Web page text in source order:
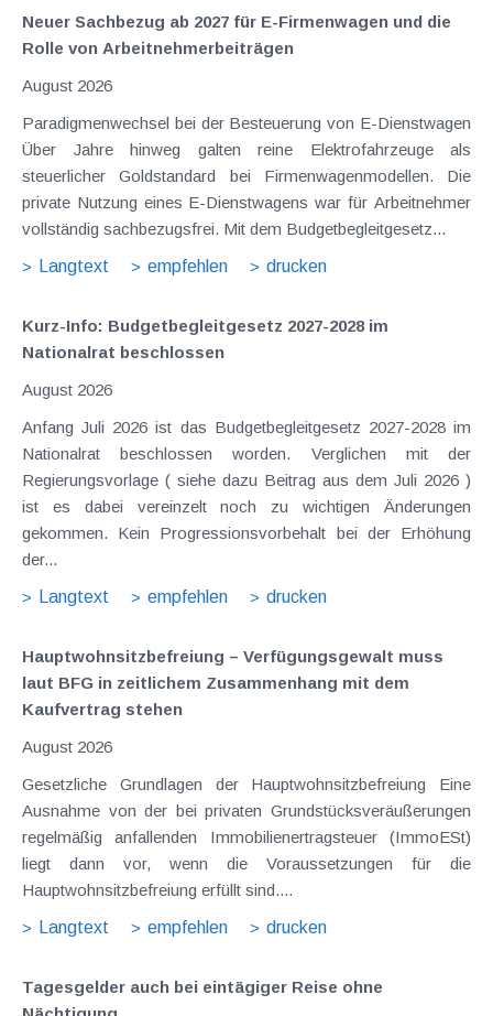
Neuer Sachbezug ab 2027 für E-Firmenwagen und die
Rolle von Arbeitnehmer​­beiträgen
August 2026
Paradigmenwechsel bei der Besteuerung von E-Dienstwagen
Über Jahre hinweg galten reine Elektrofahrzeuge als
steuerlicher Goldstandard bei Firmenwagenmodellen. Die
private Nutzung eines E-Dienstwagens war für Arbeitnehmer
vollständig sachbezugsfrei. Mit dem Budgetbegleitgesetz...
Langtext
empfehlen drucken
Kurz-Info: Budgetbegleitgesetz 2027-2028 im
Nationalrat beschlossen
August 2026
Anfang Juli 2026 ist das Budgetbegleitgesetz 2027-2028 im
Nationalrat beschlossen worden. Verglichen mit der
Regierungsvorlage ( siehe dazu Beitrag aus dem Juli 2026 )
ist es dabei vereinzelt noch zu wichtigen Änderungen
gekommen. Kein Progressionsvorbehalt bei der Erhöhung
der...
Langtext
empfehlen drucken
Hauptwohnsitz​­befreiung – Verfügungsgewalt muss
laut BFG in zeitlichem Zusammenhang mit dem
Kaufvertrag stehen
August 2026
Gesetzliche Grundlagen der Hauptwohnsitzbefreiung Eine
Ausnahme von der bei privaten Grundstücksveräußerungen
regelmäßig anfallenden Immobilienertragsteuer (ImmoESt)
liegt dann vor, wenn die Voraussetzungen für die
Hauptwohnsitzbefreiung erfüllt sind....
Langtext
empfehlen drucken
Tagesgelder auch bei eintägiger Reise ohne